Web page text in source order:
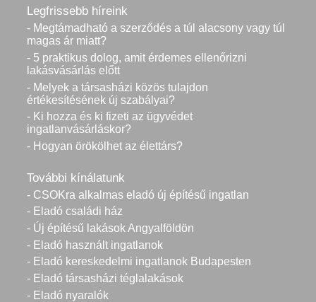
Legfrissebb híreink
- Megtámadható a szerződés a túl alacsony vagy túl
magas ár miatt?
- 5 praktikus dolog, amit érdemes ellenőrizni
lakásvásárlás előtt
- Melyek a társasházi közös tulajdon
értékesítésének új szabályai?
- Ki hozza és ki fizeti az ügyvédet
ingatlanvásárláskor?
- Hogyan örökölhet az élettárs?
További kínálatunk
- CSOKra alkalmas eladó új építésű ingatlan
- Eladó családi ház
- Új építésű lakások Angyalföldön
- Eladó használt ingatlanok
- Eladó kereskedelmi ingatlanok Budapesten
- Eladó társasházi téglalakások
- Eladó nyaralók